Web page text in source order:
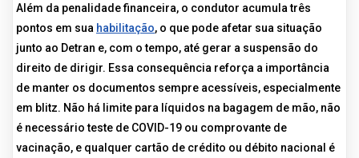
Além da penalidade financeira, o condutor acumula três
pontos em sua habilitação, o que pode afetar sua situação
junto ao Detran e, com o tempo, até gerar a suspensão do
direito de dirigir. Essa consequência reforça a importância
de manter os documentos sempre acessíveis, especialmente
em blitz. Não há limite para líquidos na bagagem de mão, não
é necessário teste de COVID-19 ou comprovante de
vacinação, e qualquer cartão de crédito ou débito nacional é